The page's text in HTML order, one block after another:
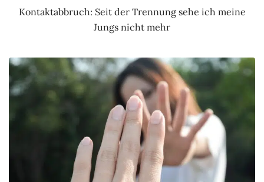
Kontaktabbruch: Seit der Trennung sehe ich meine
Jungs nicht mehr